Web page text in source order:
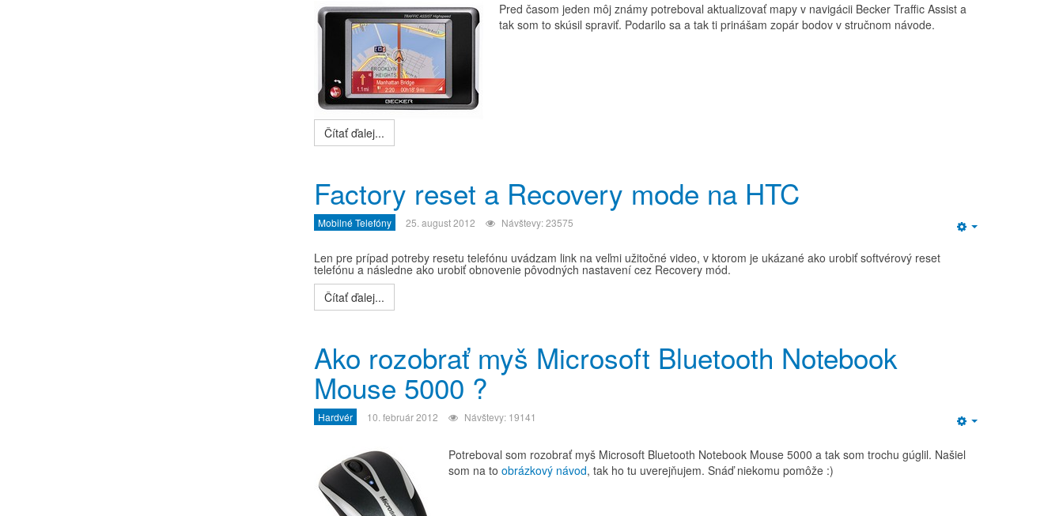
Pred časom jeden môj známy potreboval aktualizovať mapy v navigácii Becker Traffic Assist a
tak som to skúsil spraviť. Podarilo sa a tak ti prinášam zopár bodov v stručnom návode.
Čítať ďalej...
Factory reset a Recovery mode na HTC
Mobilné Telefóny 25. august 2012 Návštevy: 23575
Len pre prípad potreby resetu telefónu uvádzam link na veľmi užitočné video, v ktorom je ukázané ako urobiť softvérový reset
telefónu a následne ako urobiť obnovenie pôvodných nastavení cez Recovery mód.
Čítať ďalej...
Ako rozobrať myš Microsoft Bluetooth Notebook
Mouse 5000 ?
Hardvér 10. február 2012 Návštevy: 19141
Potreboval som rozobrať myš Microsoft Bluetooth Notebook Mouse 5000 a tak som trochu gúglil. Našiel
som na to obrázkový návod, tak ho tu uverejňujem. Snáď niekomu pomôže :)